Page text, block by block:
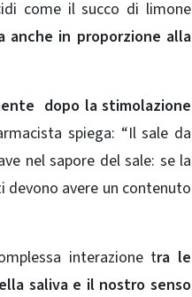
come il succo di limone
anche in proporzione alla
dopo la stimolazione
spiega: “Il sale da
nel sapore del sale: se la
devono avere un contenuto
interazione tra le
saliva e il nostro senso